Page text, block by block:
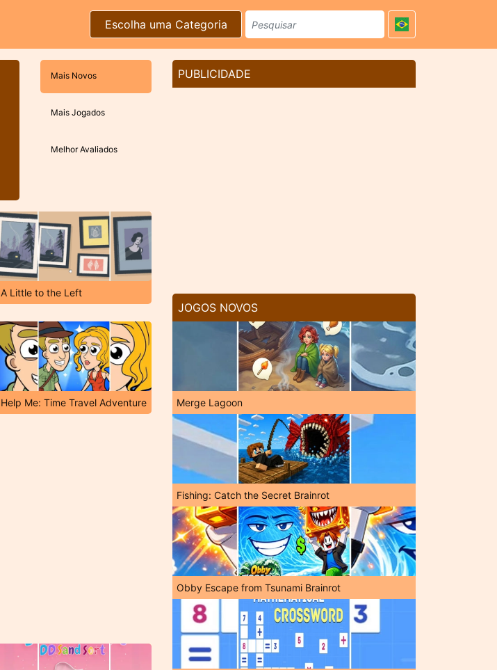
Escolha uma Categoria
Mais Novos
Mais Jogados
Melhor Avaliados
A Little to the Left
Help Me: Time Travel Adventure
PUBLICIDADE
JOGOS NOVOS
Merge Lagoon
Fishing: Catch the Secret Brainrot
Obby Escape from Tsunami Brainrot